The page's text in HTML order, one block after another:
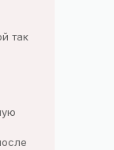
так